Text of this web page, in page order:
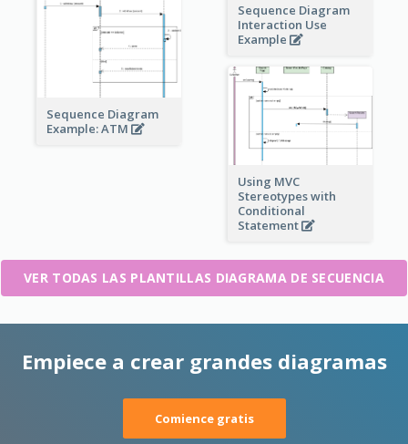
Sequence Diagram
Interaction Use
Example
Sequence Diagram
Example: ATM
Using MVC
Stereotypes with
Conditional
Statement
VER TODAS LAS PLANTILLAS DIAGRAMA DE SECUENCIA
Empiece a crear grandes diagramas
Comience gratis